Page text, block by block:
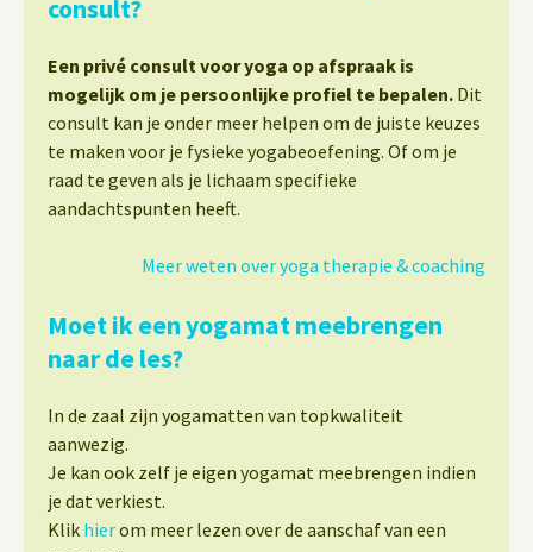
consult?
Een privé consult voor yoga op afspraak is
mogelijk om je persoonlijke profiel te bepalen. Dit
consult kan je onder meer helpen om de juiste keuzes
te maken voor je fysieke yogabeoefening. Of om je
raad te geven als je lichaam specifieke
aandachtspunten heeft.
Meer weten over yoga therapie & coaching
Moet ik een yogamat meebrengen
naar de les?
In de zaal zijn yogamatten van topkwaliteit
aanwezig.
Je kan ook zelf je eigen yogamat meebrengen indien
je dat verkiest.
Klik hierom meer lezen over de aanschaf van een